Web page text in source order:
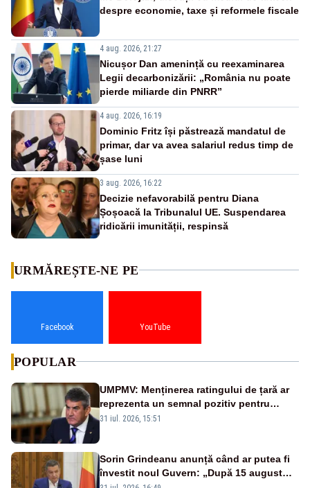
despre economie, taxe și reformele fiscale
4 aug. 2026, 21:27
Nicușor Dan amenință cu reexaminarea
Legii decarbonizării: „România nu poate
pierde miliarde din PNRR”
4 aug. 2026, 16:19
Dominic Fritz își păstrează mandatul de
primar, dar va avea salariul redus timp de
șase luni
3 aug. 2026, 16:22
Decizie nefavorabilă pentru Diana
Șoșoacă la Tribunalul UE. Suspendarea
ridicării imunității, respinsă
URMĂREȘTE-NE PE
Facebook YouTube
POPULAR
UMPMV: Menținerea ratingului de țară ar
reprezenta un semnal pozitiv pentru
România. Autoritățile trebuie să continue
31 iul. 2026, 15:51
Sorin Grindeanu anunță când ar putea fi
învestit noul Guvern: „După 15 august